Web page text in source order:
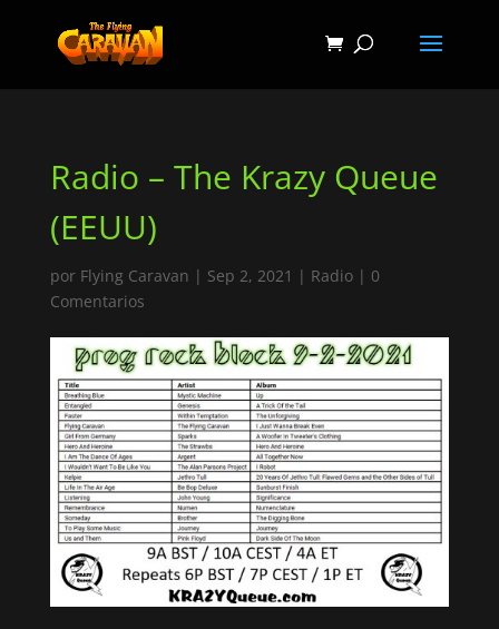
Radio – The Krazy Queue
(EEUU)
por Flying Caravan | Sep 2, 2021 | Radio| 0
Comentarios